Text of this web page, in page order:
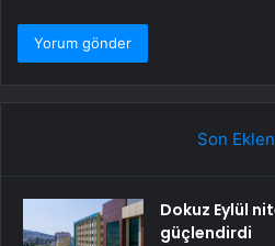
Son
Dokuz Eylül
güçlendirdi